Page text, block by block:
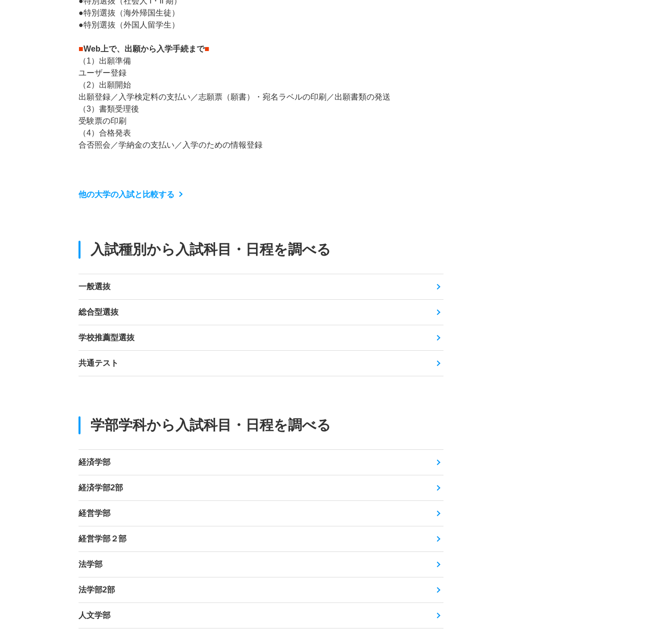
●特別選抜（海外帰国生徒）
●特別選抜（外国人留学生）
■Web上で、出願から入学手続まで■
（1）出願準備
ユーザー登録
（2）出願開始
出願登録／入学検定料の支払い／志願票（願書）・宛名ラベルの印刷／出願書類の発送
（3）書類受理後
受験票の印刷
（4）合格発表
合否照会／学納金の支払い／入学のための情報登録
他の大学の入試と比較する
入試種別から入試科目・日程を調べる
一般選抜
総合型選抜
学校推薦型選抜
共通テスト
学部学科から入試科目・日程を調べる
経済学部
経済学部2部
経営学部
経営学部２部
法学部
法学部2部
人文学部